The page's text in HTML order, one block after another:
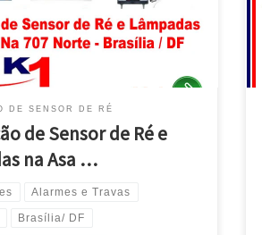
de ré na Asa Norte -Brasília /
S10 e Cruze , instalação […]
DE SENSOR DE RÉ
de Sensor de Ré e
na Asa …
Alarmes e Travas
Brasília/ DF